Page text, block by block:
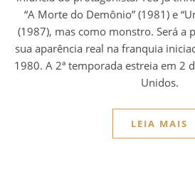
“A Morte do Demônio” (1981) e
(1987), mas como monstro. Será a
sua aparência real na franquia
1980. A 2ª temporada estreia em 2
Unidos.
LEIA MAIS